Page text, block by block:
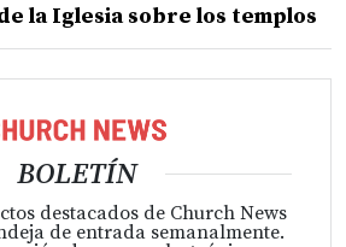
la Iglesia sobre los templos
BOLETÍN
destacados de Church News
de entrada semanalmente.